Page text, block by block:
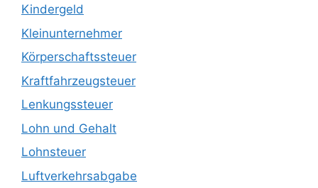
Kindergeld
Kleinunternehmer
Körperschaftssteuer
Kraftfahrzeugsteuer
Lenkungssteuer
Lohn und Gehalt
Lohnsteuer
Luftverkehrsabgabe